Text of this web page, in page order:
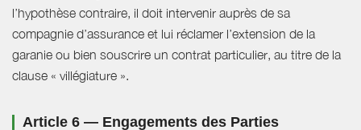
l’hypothèse contraire, il doit intervenir auprès de sa
compagnie d’assurance et lui réclamer l’extension de la
garanie ou bien souscrire un contrat particulier, au titre de la
clause « villégiature ».
Article 6 — Engagements des Parties